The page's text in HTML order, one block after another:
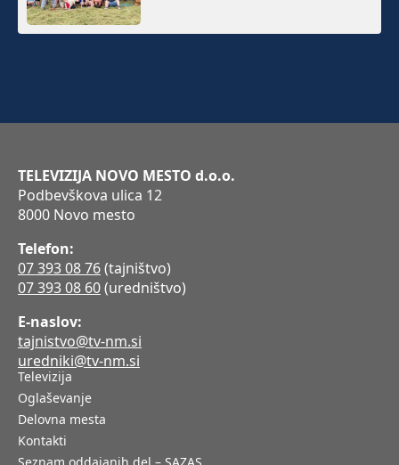
TELEVIZIJA NOVO MESTO d.o.o.
Podbevškova ulica 12
8000 Novo mesto
Telefon:
07 393 08 76(tajništvo)
07 393 08 60(uredništvo)
E-naslov:
tajnistvo@tv-nm.si
uredniki@tv-nm.si
Televizija
Oglaševanje
Delovna mesta
Kontakti